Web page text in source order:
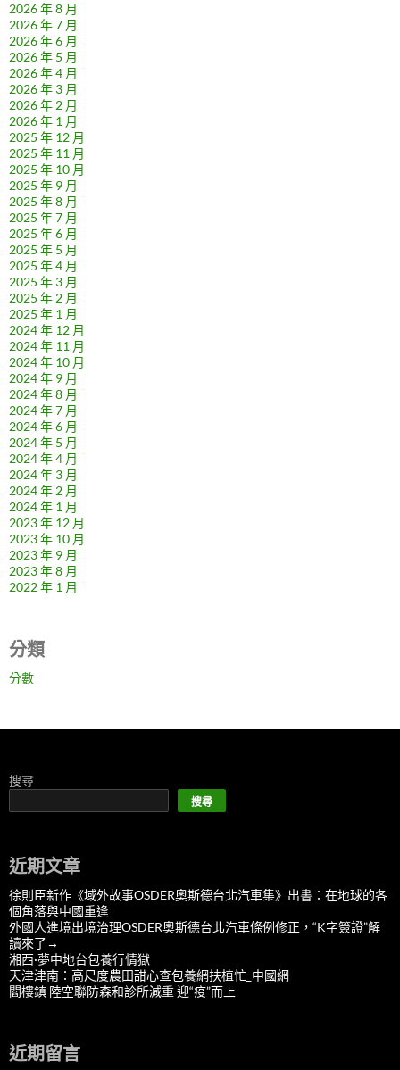
2026 年 8 月
2026 年 7 月
2026 年 6 月
2026 年 5 月
2026 年 4 月
2026 年 3 月
2026 年 2 月
2026 年 1 月
2025 年 12 月
2025 年 11 月
2025 年 10 月
2025 年 9 月
2025 年 8 月
2025 年 7 月
2025 年 6 月
2025 年 5 月
2025 年 4 月
2025 年 3 月
2025 年 2 月
2025 年 1 月
2024 年 12 月
2024 年 11 月
2024 年 10 月
2024 年 9 月
2024 年 8 月
2024 年 7 月
2024 年 6 月
2024 年 5 月
2024 年 4 月
2024 年 3 月
2024 年 2 月
2024 年 1 月
2023 年 12 月
2023 年 10 月
2023 年 9 月
2023 年 8 月
2022 年 1 月
分類
分數
搜尋
搜尋
近期文章
徐則臣新作《域外故事OSDER奧斯德台北汽車集》出書：在地球的各
個角落與中國重逢
外國人進境出境治理OSDER奧斯德台北汽車條例修正，“K字簽證”解
讀來了→
湘西·夢中地台包養行情獄
天津津南：高尺度農田甜心查包養網扶植忙_中國網
閻樓鎮 陸空聯防森和診所減重 迎“疫”而上
近期留言